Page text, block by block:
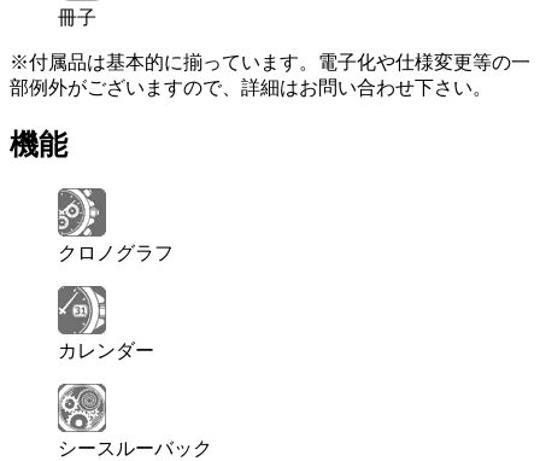
冊子
※付属品は基本的に揃っています。電子化や仕様変更等の一
部例外がございますので、詳細はお問い合わせ下さい。
機能
クロノグラフ
カレンダー
シースルーバック